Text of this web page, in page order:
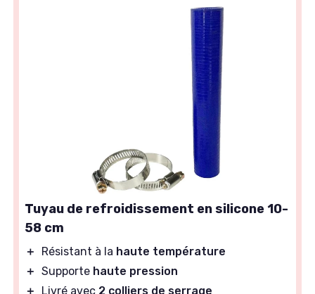
Tuyau de refroidissement en silicone 10-
58 cm
＋ Résistant à la haute température
＋ Supporte haute pression
＋
Livré avec 2 colliers de serrage